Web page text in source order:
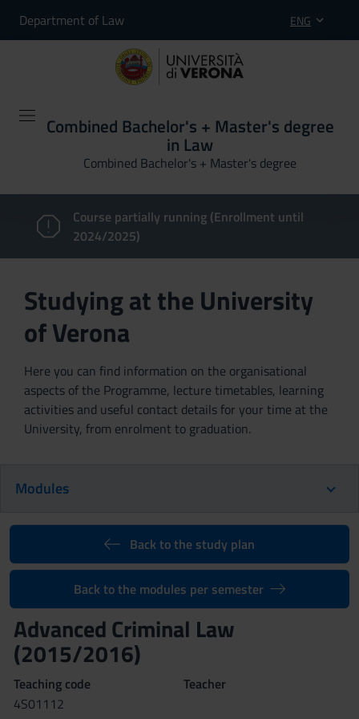
Department of Law ENG
Combined Bachelor's + Master's degree
in Law
Combined Bachelor's + Master's degree
Course partially running (Enrollment until
2024/2025)
Studying at the University
of Verona
Here you can find information on the organisational
aspects of the Programme, lecture timetables, learning
activities and useful contact details for your time at the
University, from enrolment to graduation.
Modules
Back to the study plan
Back to the modules per semester
Advanced Criminal Law
(2015/2016)
Teaching code
4S01112
Teacher